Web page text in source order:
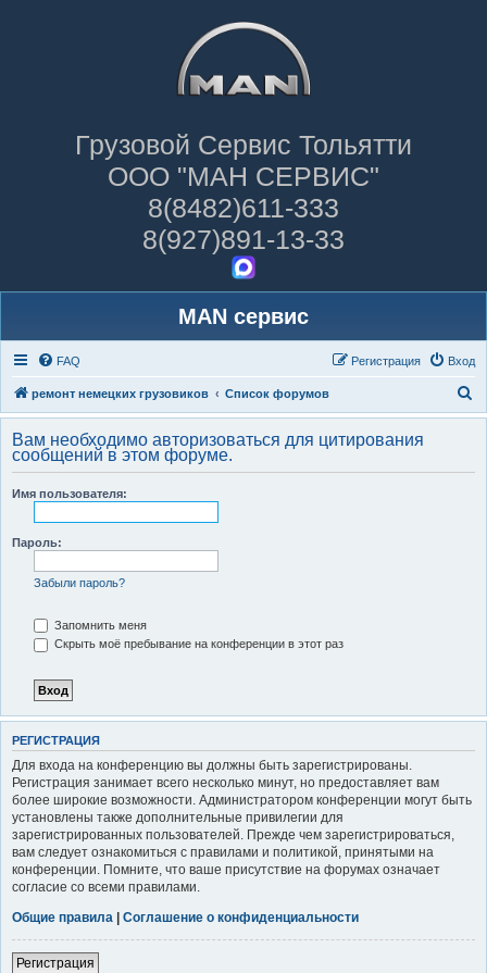
Грузовой Сервис Тольятти
ООО "МАН СЕРВИС"
8(8482)611-333
8(927)891-13-33
MAN сервис
FAQ Вход
Регистрация
ремонт немецких грузовиков Список форумов
о
с
Вам необходимо авторизоваться для цитирования
сообщений в этом форуме.
Имя пользователя:
Пароль:
Забыли пароль?
Запомнить меня
Скрыть моё пребывание на конференции в этот раз
РЕГИСТРАЦИЯ
Для входа на конференцию вы должны быть зарегистрированы.
Регистрация занимает всего несколько минут, но предоставляет вам
более широкие возможности. Администратором конференции могут быть
установлены также дополнительные привилегии для
зарегистрированных пользователей. Прежде чем зарегистрироваться,
вам следует ознакомиться с правилами и политикой, принятыми на
конференции. Помните, что ваше присутствие на форумах означает
согласие со всеми правилами.
Общие правила
Соглашение о конфиденциальности
Регистрация